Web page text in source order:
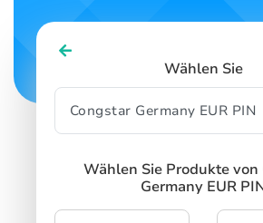
Wählen Sie
Wählen Sie Produkte von
Germany EUR